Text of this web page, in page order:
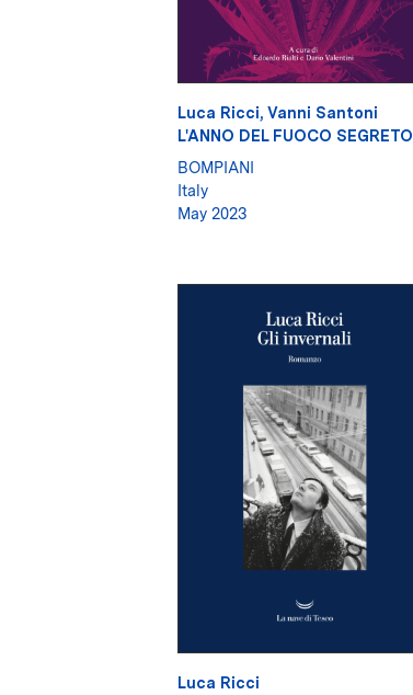
Luca Ricci, Vanni Santoni
L'ANNO DEL FUOCO SEGRETO
BOMPIANI
Italy
May 2023
Luca Ricci